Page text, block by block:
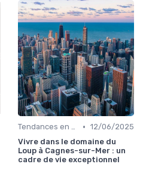
Tendances en Aménagement Domestique • 12/06/2025
Vivre dans le domaine du
Loup à Cagnes-sur-Mer : un
cadre de vie exceptionnel